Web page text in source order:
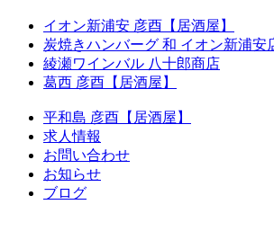
イオン新浦安 彦酉【居酒屋】
炭焼きハンバーグ 和 イオン新浦安
綾瀬ワインバル 八十郎商店
葛西 彦酉【居酒屋】
平和島 彦酉【居酒屋】
求人情報
お問い合わせ
お知らせ
ブログ